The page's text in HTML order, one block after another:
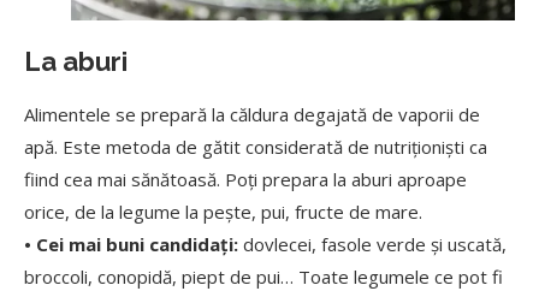
La aburi
Alimentele se prepară la căldura degajată de vaporii de
apă. Este metoda de gătit considerată de nutriționiști ca
fiind cea mai sănătoasă. Poți prepara la aburi aproape
orice, de la legume la pește, pui, fructe de mare.
• Cei mai buni candidați: dovlecei, fasole verde și uscată,
broccoli, conopidă, piept de pui… Toate legumele ce pot fi